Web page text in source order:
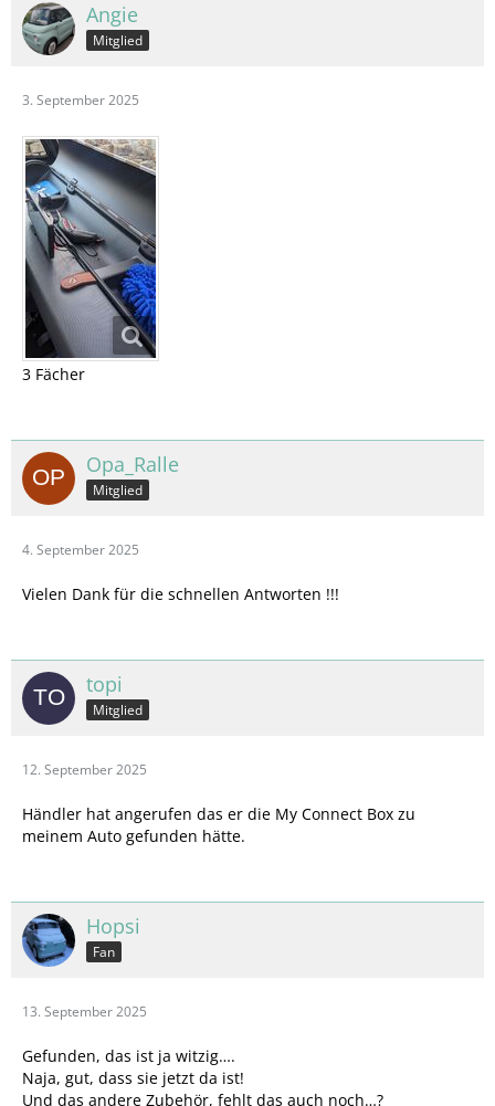
Angie
Mitglied
3. September 2025
3 Fächer
Opa_Ralle
Mitglied
4. September 2025
Vielen Dank für die schnellen Antworten !!!
topi
Mitglied
12. September 2025
Händler hat angerufen das er die My Connect Box zu
meinem Auto gefunden hätte.
Hopsi
Fan
13. September 2025
Gefunden, das ist ja witzig….
Naja, gut, dass sie jetzt da ist!
Und das andere Zubehör, fehlt das auch noch…?